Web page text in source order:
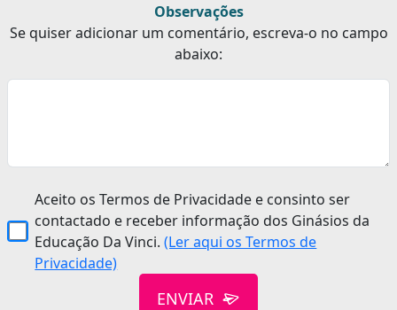
Observações
Se quiser adicionar um comentário, escreva-o no campo
abaixo:
Aceito os Termos de Privacidade e consinto ser
contactado e receber informação dos Ginásios da
Educação Da Vinci.(Ler aqui os Termos de
Privacidade)
ENVIAR